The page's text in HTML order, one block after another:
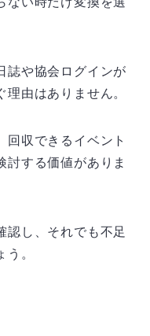
誌や協会ログインが
由はありません。
回収できるイベント
討する価値がありま
認し、それでも不足
。